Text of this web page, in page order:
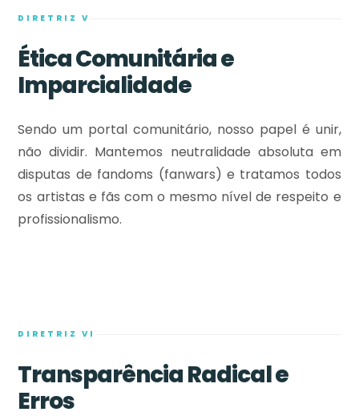
DIRETRIZ V
Ética Comunitária e
Imparcialidade
Sendo um portal comunitário, nosso papel é unir,
não dividir. Mantemos neutralidade absoluta em
disputas de fandoms (fanwars) e tratamos todos
os artistas e fãs com o mesmo nível de respeito e
profissionalismo.
DIRETRIZ VI
Transparência Radical e
Erros